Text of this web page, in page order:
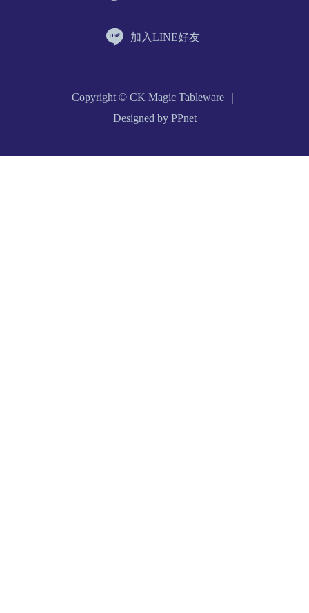
加入LINE好友
Copyright © CK Magic Tableware ｜
Designed by PPnet